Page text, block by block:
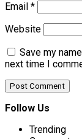
Email *
Website
Save my
next time I
Follow Us
Trending